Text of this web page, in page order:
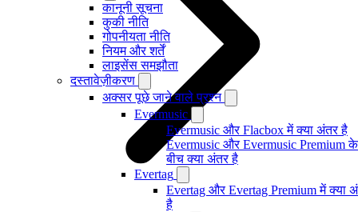
कानूनी सूचना
कुकी नीति
गोपनीयता नीति
नियम और शर्तें
लाइसेंस समझौता
दस्तावेज़ीकरण
अक्सर पूछे जाने वाले प्रश्न
Evermusic
Evermusic और Flacbox में क्या अंतर है
Evermusic और Evermusic Premium के
बीच क्या अंतर है
Evertag
Evertag और Evertag Premium में क्या
है